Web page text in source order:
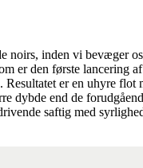
noirs, inden vi bevæger
er den første lancering
Resultatet er en uhyre
dybde end de
saftig med